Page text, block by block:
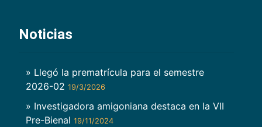
Noticias
» Llegó la prematrícula para el semestre
2026-02 19/3/2026
» Investigadora amigoniana destaca en la VII
Pre-Bienal 19/11/2024